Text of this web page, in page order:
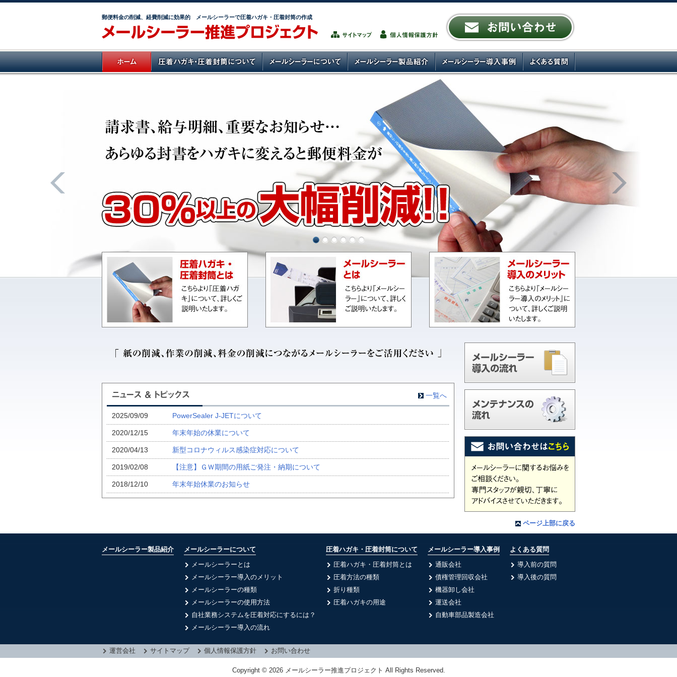
郵便料金の削減、経費削減に効果的 メールシーラーで圧着ハガキ・圧着封筒の作成
一覧へ
2025/09/09 PowerSealer J-JETについて
2020/12/15 年末年始の休業について
2020/04/13 新型コロナウィルス感染症対応について
2019/02/08 【注意】ＧＷ期間の用紙ご発注・納期について
2018/12/10 年末年始休業のお知らせ
ページ上部に戻る
メールシーラー製品紹介 メールシーラーについて
メールシーラーとは
メールシーラー導入のメリット
メールシーラーの種類
メールシーラーの使用方法
自社業務システムを圧着対応にするには？
メールシーラー導入の流れ
圧着ハガキ・圧着封筒について
圧着ハガキ・圧着封筒とは
圧着方法の種類
折り種類
圧着ハガキの用途
メールシーラー導入事例
通販会社
債権管理回収会社
機器卸し会社
運送会社
自動車部品製造会社
よくある質問
導入前の質問
導入後の質問
運営会社 サイトマップ 個人情報保護方針 お問い合わせ
Copyright © 2026 メールシーラー推進プロジェクト All Rights Reserved.